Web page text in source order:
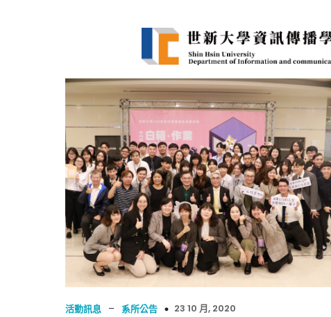
活動訊息 – 系所公告 23 10 月, 2020